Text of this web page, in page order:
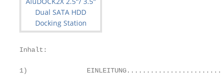
Inhalt:
1)		 EINLEITUNG....................................................................3